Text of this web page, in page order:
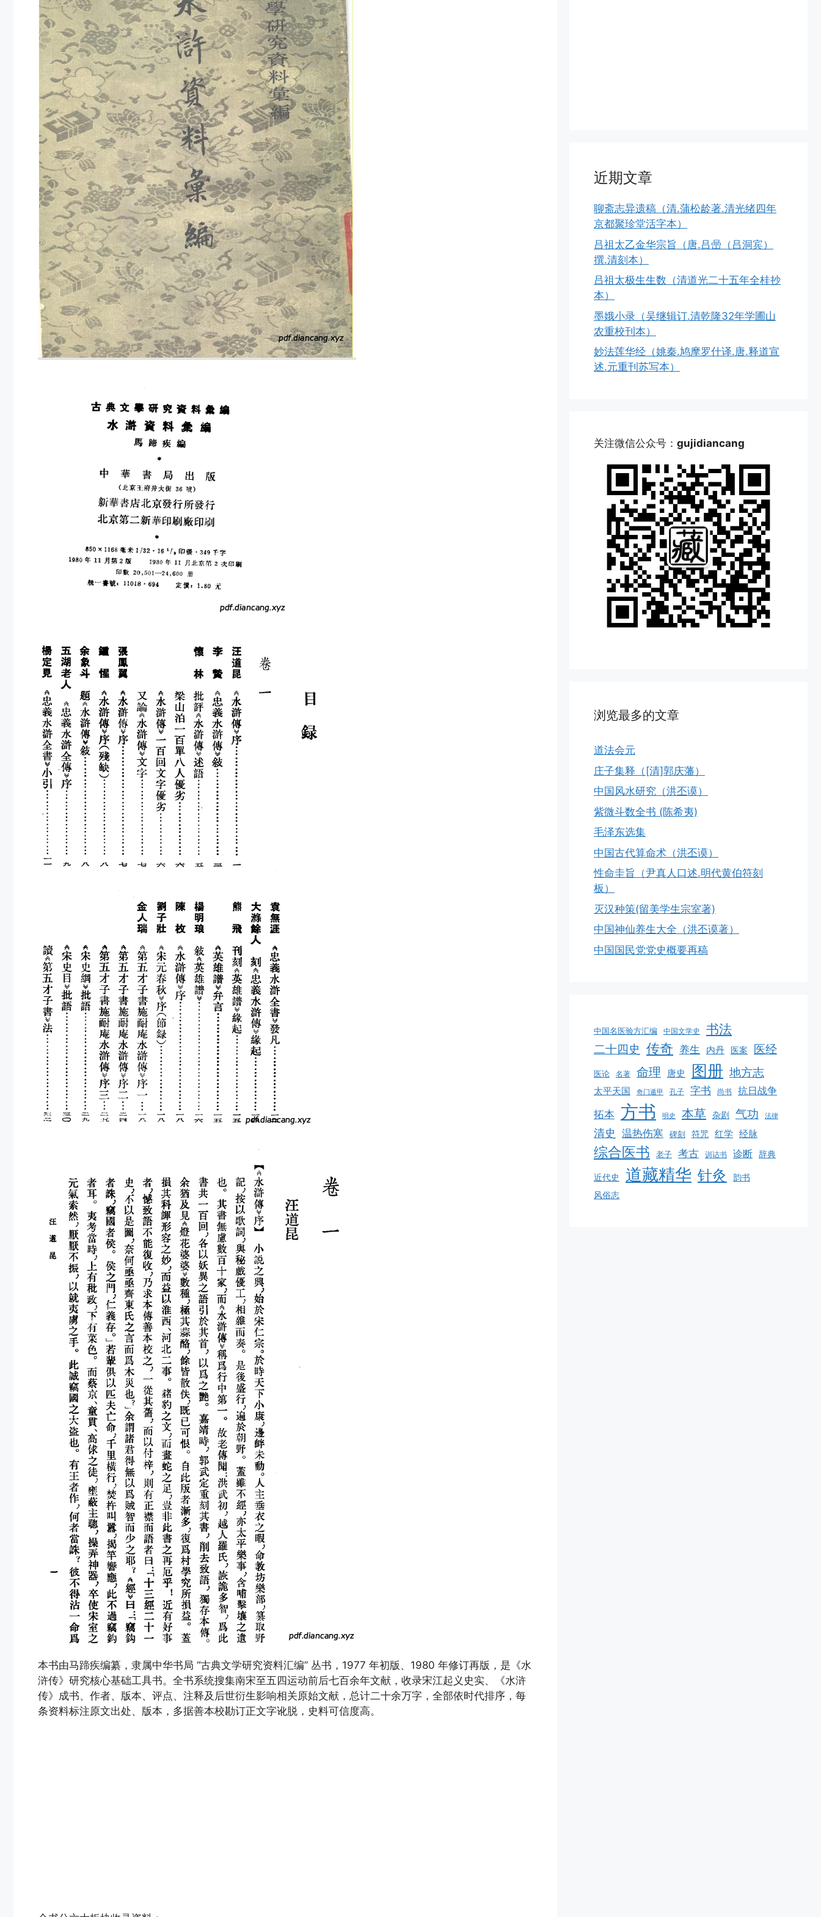
本书由马蹄疾编纂，隶属中华书局 “古典文学研究资料汇编” 丛书，1977 年初版、1980 年修订再版，是《水
浒传》研究核心基础工具书。全书系统搜集南宋至五四运动前后七百余年文献，收录宋江起义史实、《水浒
传》成书、作者、版本、评点、注释及后世衍生影响相关原始文献，总计二十余万字，全部依时代排序，每
条资料标注原文出处、版本，多据善本校勘订正文字讹脱，史料可信度高。
近期文章
聊斋志异遗稿（清.蒲松龄著.清光绪四年
京都聚珍堂活字本）
吕祖太乙金华宗旨（唐.吕喦（吕洞宾）
撰.清刻本）
吕祖太极生生数（清道光二十五年全桂抄
本）
墨娥小录（吴继辑订.清乾隆32年学圃山
农重校刊本）
妙法莲华经（姚秦.鸠摩罗什译.唐.释道宣
述.元重刊苏写本）
关注微信公众号： gujidiancang
浏览最多的文章
道法会元
庄子集释（[清]郭庆藩）
中国风水研究（洪丕谟）
紫微斗数全书 (陈希夷)
毛泽东选集
中国古代算命术（洪丕谟）
性命圭旨（尹真人口述.明代黄伯符刻
板）
灭汉种策(留美学生宗室著)
中国神仙养生大全（洪丕谟著）
中国国民党党史概要再稿
中国名医验方汇编 中国文学史 书法
二十四史 传奇 养生 内丹 医案 医经
医论 名著 命理 唐史 图册 地方志
太平天国 奇门遁甲 孔子 字书 尚书 抗日战争
拓本 方书 明史 本草 杂剧 气功 法律
清史 温热伤寒 碑刻 符咒 红学 经脉
综合医书 老子 考古 训诂书 诊断 辞典
近代史 道藏精华 针灸 韵书
风俗志